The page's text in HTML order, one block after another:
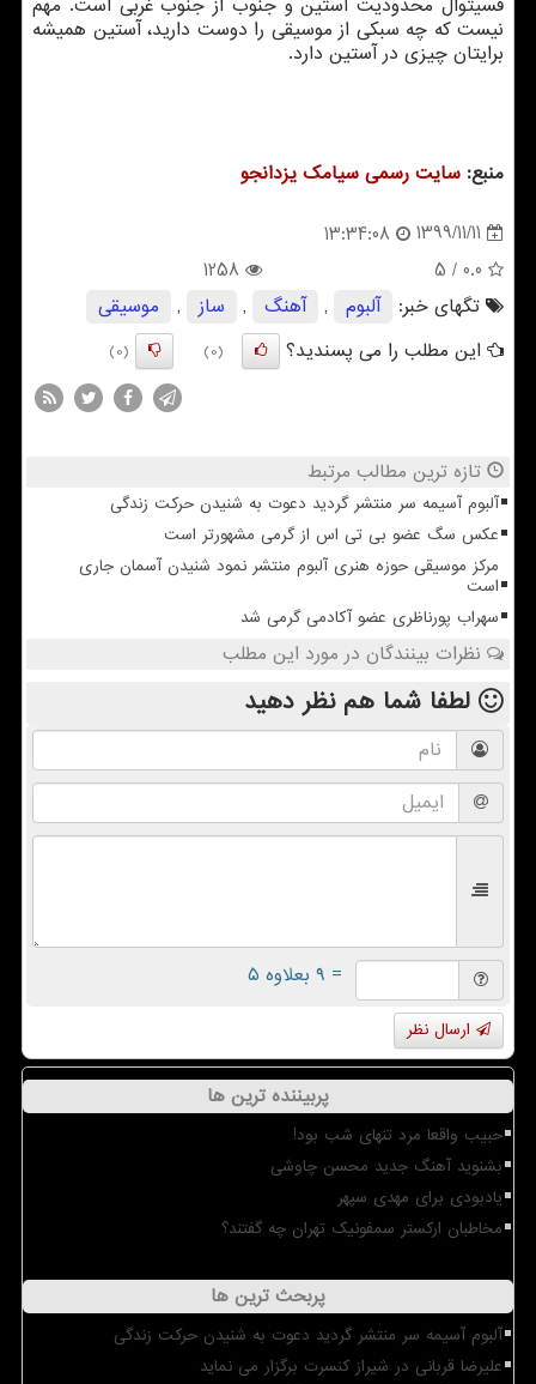
فسیتوال محدودیت آستین و جنوب از جنوب غربی است. مهم
نیست که چه سبکی از موسیقی را دوست دارید، آستین همیشه
برایتان چیزی در آستین دارد.
منبع: سایت رسمی سیامك یزدانجو
1399/11/11
13:34:08
0.0
/ 5
1258
تگهای خبر:
آلبوم , آهنگ , ساز ,
موسیقی
این مطلب را می پسندید؟
(0)
(0)
تازه ترین مطالب مرتبط
آلبوم آسیمه سر منتشر گردید دعوت به شنیدن حرکت زندگی
عکس سگ عضو بی تی اس از گرمی مشهورتر است
مرکز موسیقی حوزه هنری آلبوم منتشر نمود شنیدن آسمان جاری
است
سهراب پورناظری عضو آکادمی گرمی شد
نظرات بینندگان در مورد این مطلب
لطفا شما همنظر دهید
= ۹ بعلاوه ۵
ارسال نظر
پربیننده ترین ها
حبیب واقعا مرد تنهای شب بود!
بشنوید آهنگ جدید محسن چاوشی
یادبودی برای مهدی سپهر
مخاطبان ارکستر سمفونیک تهران چه گفتند؟
پربحث ترین ها
آلبوم آسیمه سر منتشر گردید دعوت به شنیدن حرکت زندگی
علیرضا قربانی در شیراز کنسرت برگزار می نماید